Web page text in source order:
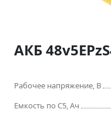
АКБ
Рабочее напряжение, В
Емкость по C5, Ач